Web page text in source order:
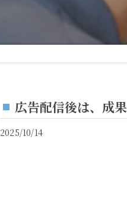
広告配信後は、成
2025/10/14